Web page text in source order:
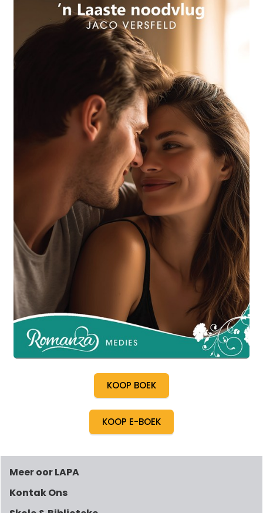
KOOP BOEK
KOOP E-BOEK
Meer oor LAPA
Kontak Ons